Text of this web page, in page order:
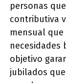
personas
contributiva
mensual
necesidades
objetivo
jubilados